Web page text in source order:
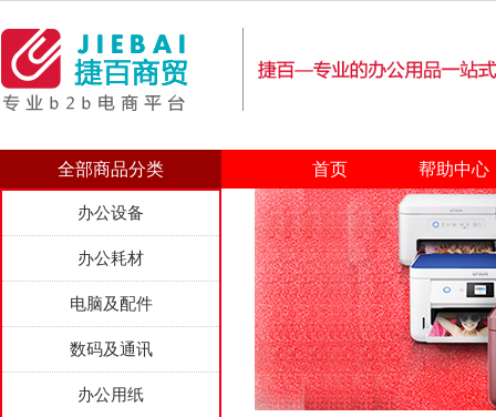
全部商品分类 首页 帮助中心
办公设备
办公耗材
电脑及配件
数码及通讯
办公用纸